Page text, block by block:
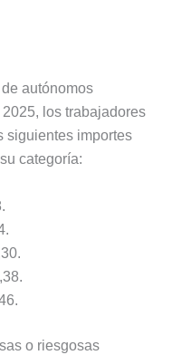
autónomos
los trabajadores
siguientes importes
categoría:
o riesgosas